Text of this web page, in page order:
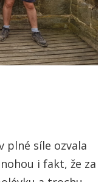
plné síle ozvala
i fakt, že za